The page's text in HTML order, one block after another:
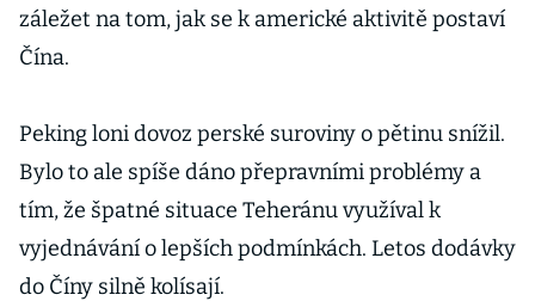
záležet na tom, jak se k americké aktivitě postaví
Čína.
Peking loni dovoz perské suroviny o pětinu snížil.
Bylo to ale spíše dáno přepravními problémy a
tím, že špatné situace Teheránu využíval k
vyjednávání o lepších podmínkách. Letos dodávky
do Číny silně kolísají.